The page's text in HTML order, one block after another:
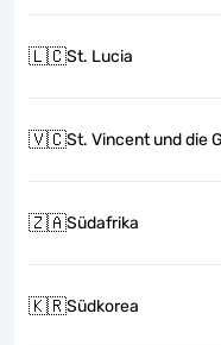
🇱🇨St. Lucia
🇻🇨St. Vincent und die
🇿🇦Südafrika
🇰🇷Südkorea